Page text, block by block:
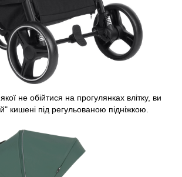
не обійтися на прогулянках влітку, ви
кишені під регульованою підніжкою.